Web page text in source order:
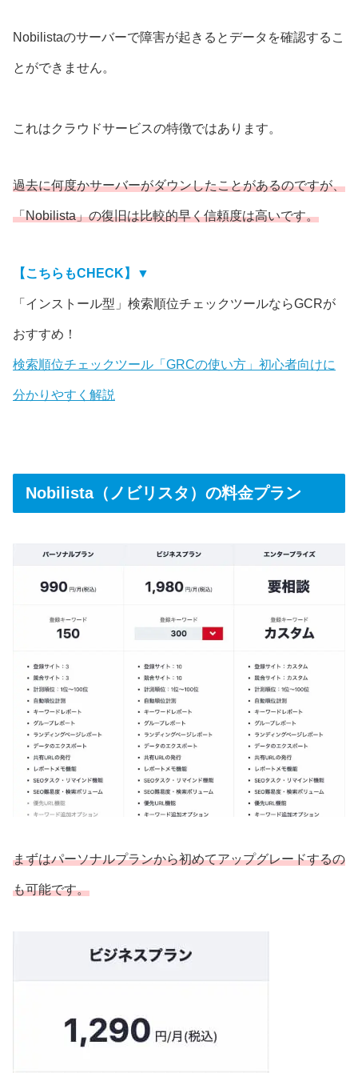
Nobilistaのサーバーで障害が起きるとデータを確認するこ
とができません。
これはクラウドサービスの特徴ではあります。
過去に何度かサーバーがダウンしたことがあるのですが、
「Nobilista」の復旧は比較的早く信頼度は高いです。
【こちらもCHECK】▼
「インストール型」検索順位チェックツールならGCRが
おすすめ！
検索順位チェックツール「GRCの使い方」初心者向けに
分かりやすく解説
Nobilista（ノビリスタ）の料金プラン
まずはパーソナルプランから初めてアップグレードするの
も可能です。